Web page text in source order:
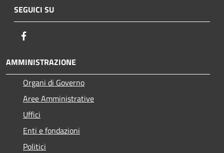
SEGUICI SU
AMMINISTRAZIONE
Organi di Governo
Aree Amministrative
Uffici
Enti e fondazioni
Politici